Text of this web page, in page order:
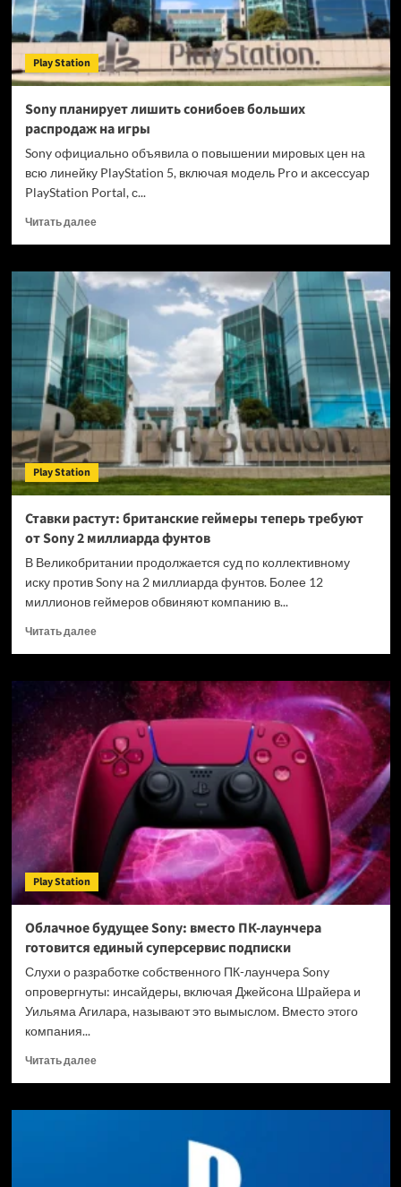
Play Station
Sony планирует лишить сонибоев больших
распродаж на игры
Sony официально объявила о повышении мировых цен на
всю линейку PlayStation 5, включая модель Pro и аксессуар
PlayStation Portal, с...
Читать далееПрочитать
Sony
планирует
лишить
сонибоев
больших
распродаж
на
игры
Play Station
Ставки растут: британские геймеры теперь требуют
от Sony 2 миллиарда фунтов
В Великобритании продолжается суд по коллективному
иску против Sony на 2 миллиарда фунтов. Более 12
миллионов геймеров обвиняют компанию в...
Читать далееПрочитать
Ставки
растут:
британские
геймеры
теперь
требуют
миллиарда
фунтов
Play Station
Облачное будущее Sony: вместо ПК-лаунчера
готовится единый суперсервис подписки
Слухи о разработке собственного ПК-лаунчера Sony
опровергнуты: инсайдеры, включая Джейсона Шрайера и
Уильяма Агилара, называют это вымыслом. Вместо этого
компания...
Читать далееПрочитать
Облачное